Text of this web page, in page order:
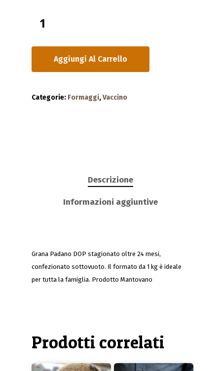
Aggiungi Al Carrello
Categorie: Formaggi,Vaccino
Descrizione
Informazioni aggiuntive
Grana Padano DOP stagionato oltre 24 mesi,
confezionato sottovuoto. Il formato da 1 kg è ideale
per tutta la famiglia. Prodotto Mantovano
Prodotti correlati